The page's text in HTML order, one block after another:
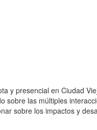
y presencial en Ciudad
sobre las múltiples
sobre los impactos y